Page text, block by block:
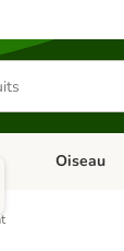
Rongeur & Co
Dérouler
Oiseau